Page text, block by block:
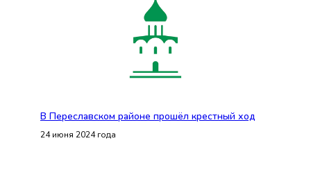
В Переславском районе прошёл крестный ход
24 июня 2024 года